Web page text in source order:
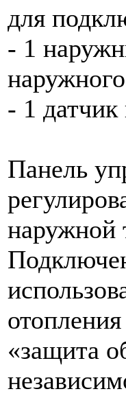
для
- 1
- 1 датчик
Панель
наружной
«защита